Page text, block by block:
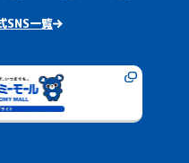
SNS一覧